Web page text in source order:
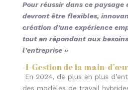
Pour réussir dans ce paysage
devront être flexibles,
création d’une expérience
tout en répondant aux
l’entreprise »
-1-Gestion de la main-
En 2024, de plus en plus
des modèles de travail